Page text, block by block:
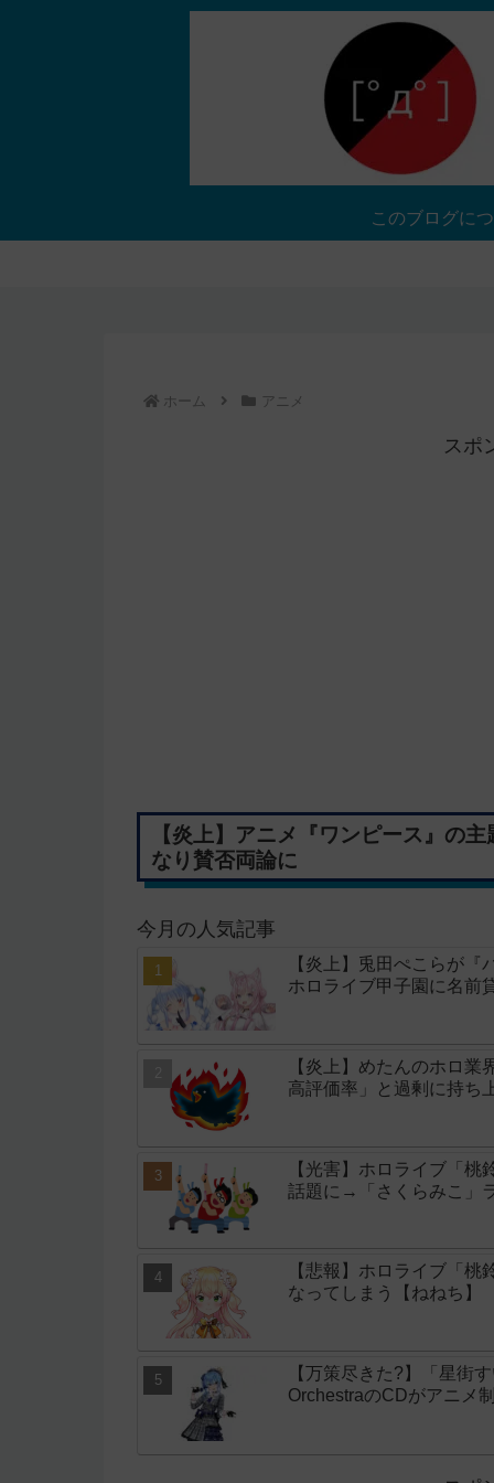
このブログに
ホーム アニメ
スポ
【炎上】アニメ『ワンピース』の
なり賛否両論に
今月の人気記事
【炎上】兎田ぺこらが
ホロライブ甲子園に名前
【炎上】めたんのホロ
高評価率」と過剰に持ち
【光害】ホロライブ「
話題に→「さくらみこ」
【悲報】ホロライブ「
なってしまう【ねねち】
【万策尽きた?】「星街
OrchestraのCDがアニメ